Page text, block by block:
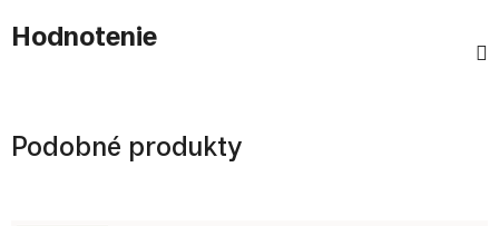
Hodnotenie
Podobné produkty